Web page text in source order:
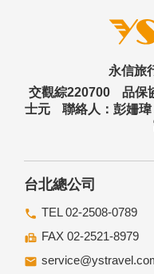
永信旅
交觀綜220700
品保
士元
聯絡人：彭姍瑋
台北總公司
TEL 02-2508-0789
FAX 02-2521-8979